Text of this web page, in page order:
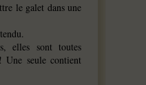
le galet dans une
elles sont toutes
Une seule contient